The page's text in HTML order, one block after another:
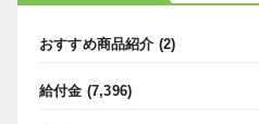
おすすめ商品紹介 (2)
給付金 (7,396)